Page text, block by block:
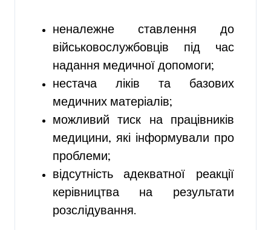
неналежне ставлення до
військовослужбовців під час
надання медичної допомоги;
нестача ліків та базових
медичних матеріалів;
можливий тиск на працівників
медицини, які інформували про
проблеми;
відсутність адекватної реакції
керівництва на результати
розслідування.